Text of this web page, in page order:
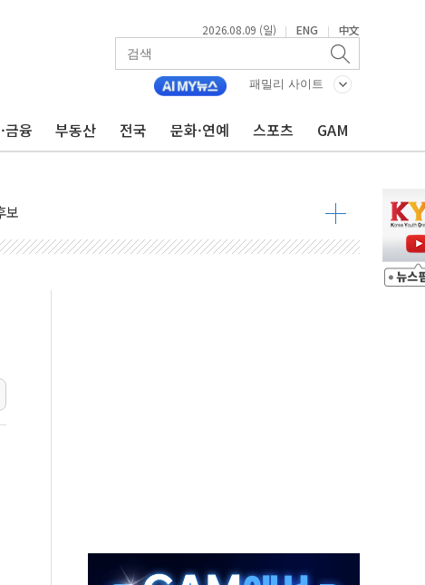
2026.08.09 (일) | ENG | 中文
패밀리 사이트
금융 부동산 전국 문화·연예 스포츠 GAM
투입…고수온 양식장 복구·지원 '총력'
'산사태 주의보'...경북도, 호우 피해·통제구간 없어
·정청래·김민석 당대표 후보
선서 정청래에 승리...47.75% vs 42.08%
결과 발표...김민석 47.75% 정청래 42.08%
발표...김민석 45.09% 정청래 43.27% 송영길 11.63%
…공습 한계·탄약 부족 현실화
환경미화원 수거차에 치여 사망
난동…60대 남성 2명 숨져
보는 일 없게"…'결혼 페널티' 22개 과제 손본다
받아친 정청래…제주 연설서 신경전 고조